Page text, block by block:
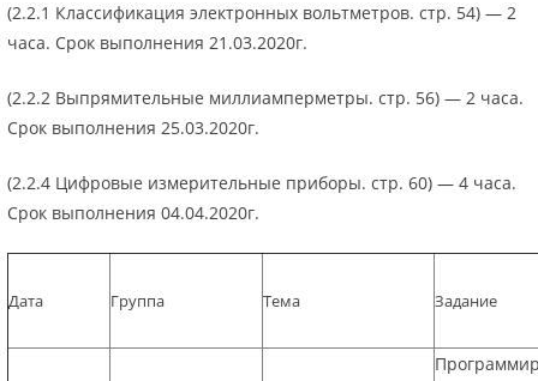
(2.2.1 Классификация электронных вольтметров. стр. 54) — 2
часа. Срок выполнения 21.03.2020г.
(2.2.2 Выпрямительные миллиамперметры. стр. 56) — 2 часа.
Срок выполнения 25.03.2020г.
(2.2.4 Цифровые измерительные приборы. стр. 60) — 4 часа.
Срок выполнения 04.04.2020г.
Дата Группа Тема Задание